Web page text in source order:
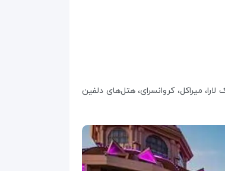
میراکل، کروانسرای، هتل‌های دلفین